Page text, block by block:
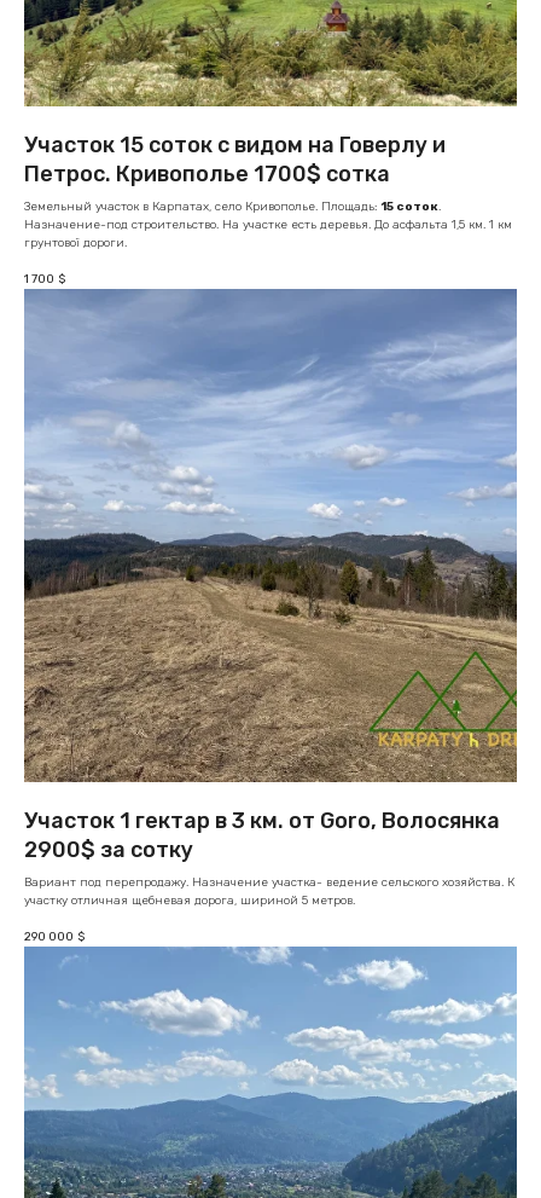
Участок 15 соток с видом на Говерлу и
Петрос. Кривополье 1700$ сотка
Земельный участок в Карпатах, село Кривополье. Площадь: 15 соток.
Назначение-под строительство. На участке есть деревья. До асфальта 1,5 км. 1 км
грунтової дороги.
1 700 $
Участок 1 гектар в 3 км. от Goro, Волосянка
2900$ за сотку
Вариант под перепродажу. Назначение участка- ведение сельского хозяйства. К
участку отличная щебневая дорога, шириной 5 метров.
290 000 $